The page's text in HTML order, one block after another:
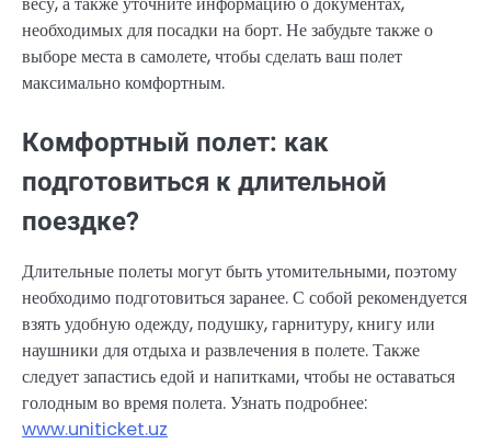
необходимых для посадки на борт. Не забудьте также о
выборе места в самолете, чтобы сделать ваш полет
максимально комфортным.
Комфортный полет: как
подготовиться к длительной
поездке?
Длительные полеты могут быть утомительными, поэтому
необходимо подготовиться заранее. С собой рекомендуется
взять удобную одежду, подушку, гарнитуру, книгу или
наушники для отдыха и развлечения в полете. Также
следует запастись едой и напитками, чтобы не оставаться
голодным во время полета. Узнать подробнее:
www.uniticket.uz